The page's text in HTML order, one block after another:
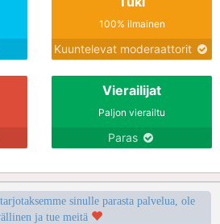
100% ilmainen
Kuuntelevat moderaattorit
Vierailijat
Paljon vierailtu
Paras
sinulle parasta palvelua, ole
ja tue meitä